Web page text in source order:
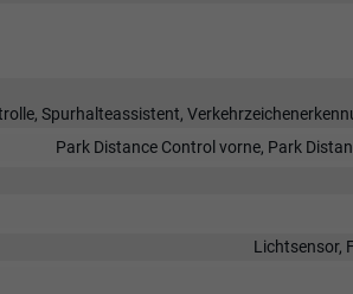
Spurhalteassistent,
Park Distance Control vorne, Park
Lichtsensor,